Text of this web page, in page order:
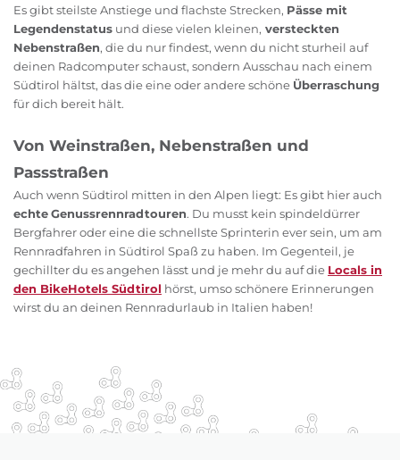
Es gibt steilste Anstiege und flachste Strecken, Pässe mit
Legendenstatus und diese vielen kleinen, versteckten
Nebenstraßen, die du nur findest, wenn du nicht sturheil auf
deinen Radcomputer schaust, sondern Ausschau nach einem
Südtirol hältst, das die eine oder andere schöne Überraschung
für dich bereit hält.
Von Weinstraßen, Nebenstraßen und
Passstraßen
Auch wenn Südtirol mitten in den Alpen liegt: Es gibt hier auch
echteGenussrennradtouren. Du musst kein spindeldürrer
Bergfahrer oder eine die schnellste Sprinterin ever sein, um am
Rennradfahren in Südtirol Spaß zu haben. Im Gegenteil, je
gechillter du es angehen lässt und je mehr du auf die Locals in
den BikeHotels Südtirol hörst, umso schönere Erinnerungen
wirst du an deinen Rennradurlaub in Italien haben!